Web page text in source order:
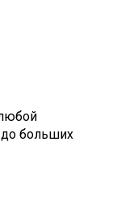
до больших